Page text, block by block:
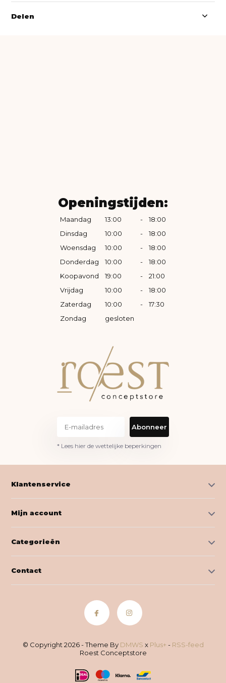
Delen
Openingstijden:
Maandag 13:00 -
18:00
Dinsdag
10:00 -
18:00
Woensdag
10:00 -
18:00
Donderdag
10:00 -
18:00
Koopavond
19:00 -
21:00
Vrijdag
10:00 -
18:00
Zaterdag
10:00 -
17:30
Zondag
gesloten
Abonneer
* Lees hier de wettelijke beperkingen
Klantenservice
Mijn account
Categorieën
Contact
© Copyright 2026 - Theme By DMWS x Plus+ - RSS-feed
Roest Conceptstore